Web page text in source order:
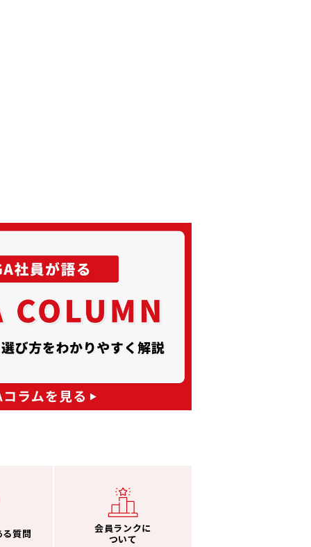
質問
会員ランクに
ついて